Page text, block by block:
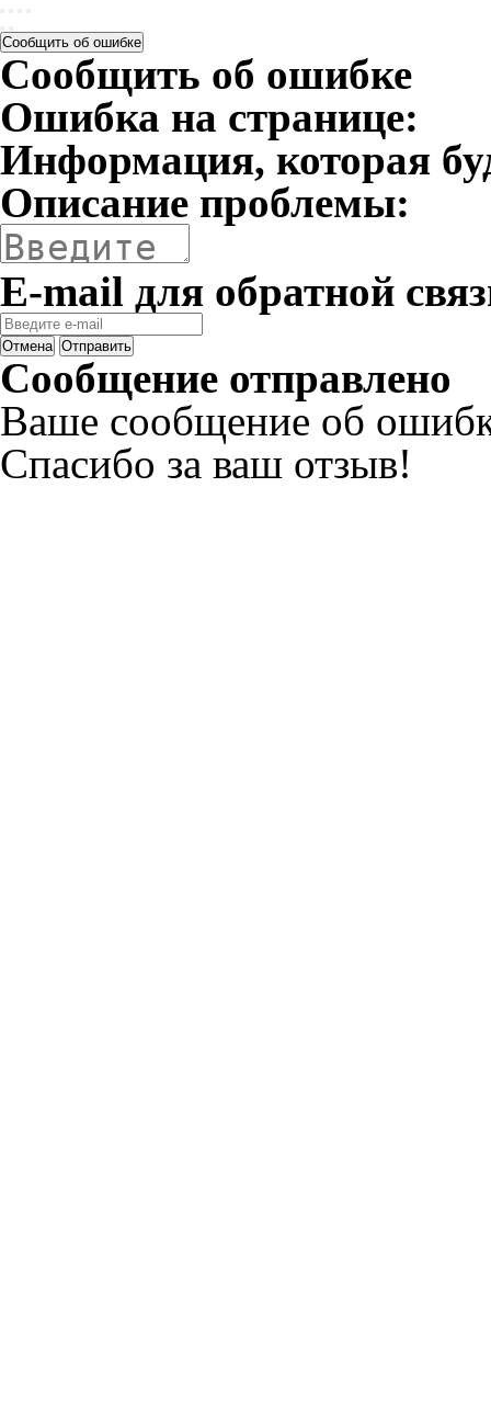
Сообщить об ошибке
Сообщить об ошибке
Ошибка на странице:
Информация, которая
Описание проблемы:
E-mail для обратной
Отмена Отправить
Сообщение отправлено
Ваше сообщение об
Спасибо за ваш отзыв!